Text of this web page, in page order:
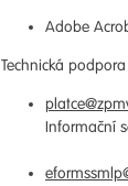
Adobe
Technická
Informační